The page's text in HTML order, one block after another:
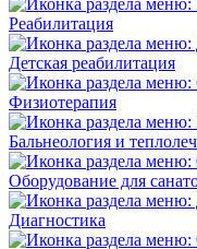
Реабилитация
Детская реабилитация
Физиотерапия
Бальнеология и
Оборудование для
Диагностика